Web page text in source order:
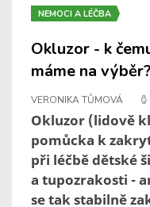
NEMOCI A LÉČBA
Okluzor - k
máme na výběr?
VERONIKA TŮMOVÁ
Okluzor (lidově
pomůcka k
při léčbě dětské
a tupozrakosti -
se tak stabilně